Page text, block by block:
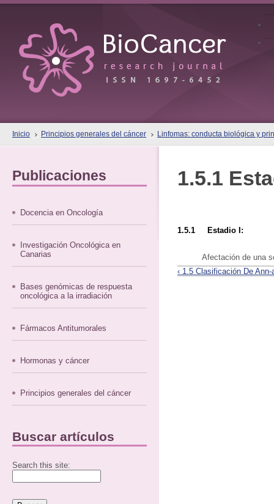
Inicio Principios generales del cáncer Linfomas: conducta biológica y
Publicaciones
Docencia en Oncología
Investigación Oncológica en
Canarias
Bases genómicas de respuesta
oncológica a la irradiación
Fármacos Antitumorales
Hormonas y cáncer
Principios generales del cáncer
Buscar artículos
Search this site:
1.5.1
1.5.1 Estadio I:
Afectación de una
‹ 1.5 Clasificación De Ann-